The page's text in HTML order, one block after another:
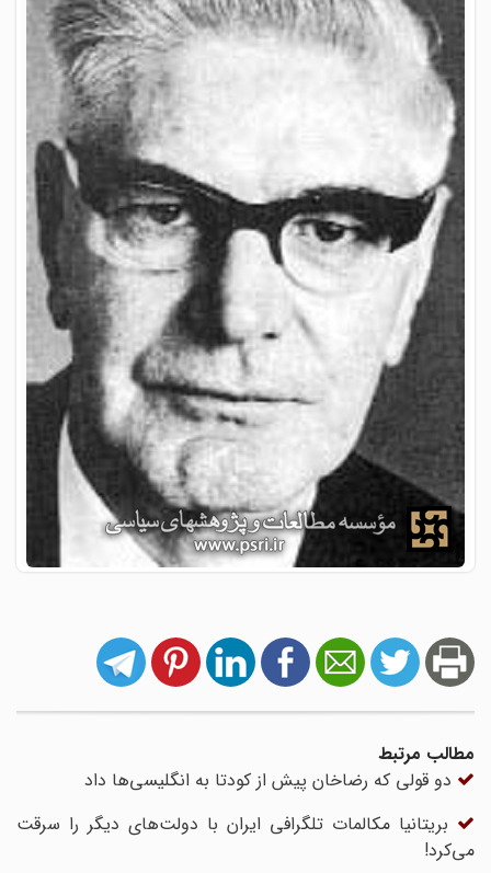
مطالب مرتبط
دو قولی که رضاخان پیش از کودتا به انگلیسی‌ها داد
بریتانیا مکالمات تلگرافی ایران با دولت‌های دیگر را سرقت
می‌کرد!